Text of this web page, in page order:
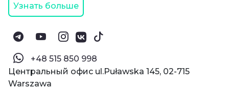
Узнать больше
‪+48 515 850 998‬
Центральный офис ul.Puławska 145, 02-715
Warszawa